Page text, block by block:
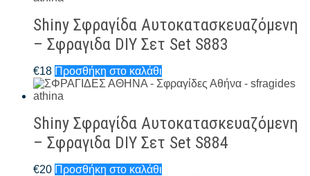
Shiny Σφραγίδα Αυτοκατασκευαζόμενη
– Σφραγιδα DIY Σετ Set S883
€18 Προσθήκη στο καλάθι
Shiny Σφραγίδα Αυτοκατασκευαζόμενη
– Σφραγιδα DIY Σετ Set S884
€20 Προσθήκη στο καλάθι